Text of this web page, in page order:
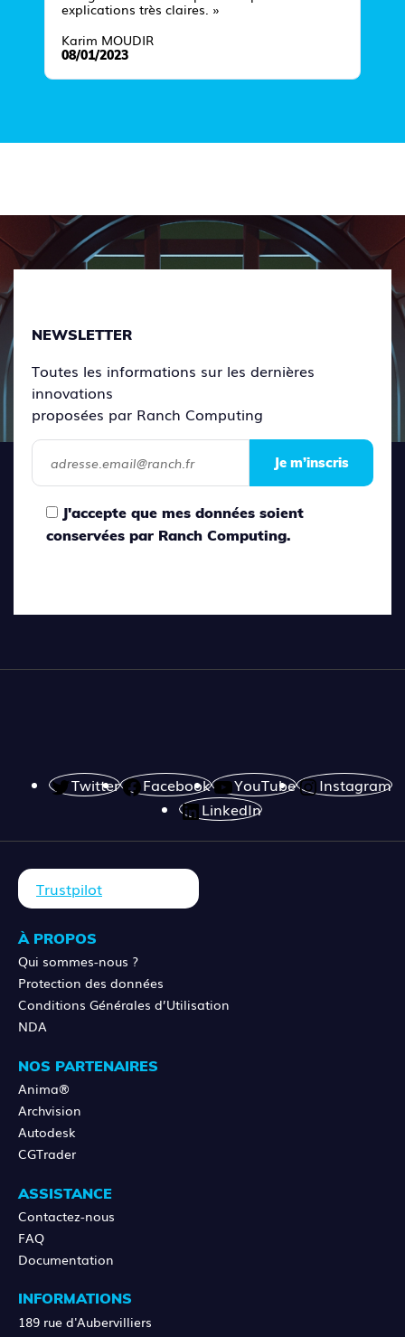
explications très claires. »
Karim MOUDIR
08/01/2023
NEWSLETTER
Toutes les informations sur les dernières
innovations
proposées par Ranch Computing
Je m’inscris
J'accepte que mes données soient
conservées par Ranch Computing.
Twitter Facebook YouTube
Instagram
LinkedIn
Trustpilot
À PROPOS
Qui sommes-nous ?
Protection des données
Conditions Générales d’Utilisation
NDA
NOS PARTENAIRES
Anima®
Archvision
Autodesk
CGTrader
ASSISTANCE
Contactez-nous
FAQ
Documentation
INFORMATIONS
189 rue d'Aubervilliers